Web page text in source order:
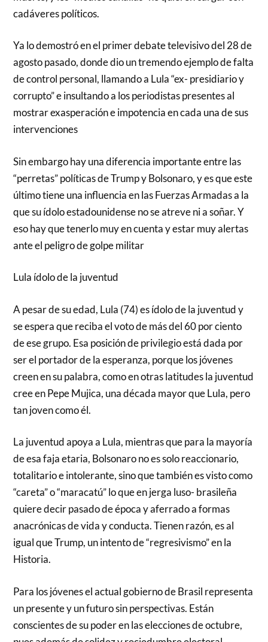
cadáveres políticos.
Ya lo demostró en el primer debate televisivo del 28 de
agosto pasado, donde dio un tremendo ejemplo de falta
de control personal, llamando a Lula “ex- presidiario y
corrupto” e insultando a los periodistas presentes al
mostrar exasperación e impotencia en cada una de sus
intervenciones
Sin embargo hay una diferencia importante entre las
“perretas” políticas de Trump y Bolsonaro, y es que este
último tiene una influencia en las Fuerzas Armadas a la
que su ídolo estadounidense no se atreve ni a soñar. Y
eso hay que tenerlo muy en cuenta y estar muy alertas
ante el peligro de golpe militar
Lula ídolo de la juventud
A pesar de su edad, Lula (74) es ídolo de la juventud y
se espera que reciba el voto de más del 60 por ciento
de ese grupo. Esa posición de privilegio está dada por
ser el portador de la esperanza, porque los jóvenes
creen en su palabra, como en otras latitudes la juventud
cree en Pepe Mujica, una década mayor que Lula, pero
tan joven como él.
La juventud apoya a Lula, mientras que para la mayoría
de esa faja etaria, Bolsonaro no es solo reaccionario,
totalitario e intolerante, sino que también es visto como
“careta” o “maracatú” lo que en jerga luso- brasileña
quiere decir pasado de época y aferrado a formas
anacrónicas de vida y conducta. Tienen razón, es al
igual que Trump, un intento de “regresivismo” en la
Historia.
Para los jóvenes el actual gobierno de Brasil representa
un presente y un futuro sin perspectivas. Están
conscientes de su poder en las elecciones de octubre,